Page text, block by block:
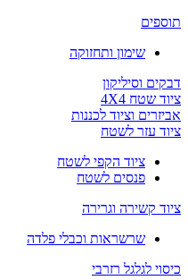
תוספים
שימון ותחזוקה
דבקים וסיליקון
ציוד שטח 4X4
אביזרים וציוד לכננות
ציוד עזר לשטח
ציוד הקפי לשטח
פנסים לשטח
ציוד קשירה וגרירה
שרשראות וכבלי פלדה
כיסוי לגלגל רזרבי